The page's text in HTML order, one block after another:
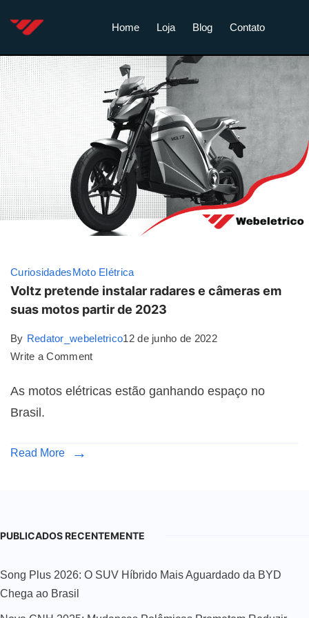
Home Loja Blog Contato
CuriosidadesMoto Elétrica
Voltz pretende instalar radares e câmeras em
suas motos partir de 2023
By Redator_webeletrico12 de junho de 2022
Write a Comment
As motos elétricas estão ganhando espaço no
Brasil.
Read More
PUBLICADOS RECENTEMENTE
Song Plus 2026: O SUV Híbrido Mais Aguardado da BYD
Chega ao Brasil